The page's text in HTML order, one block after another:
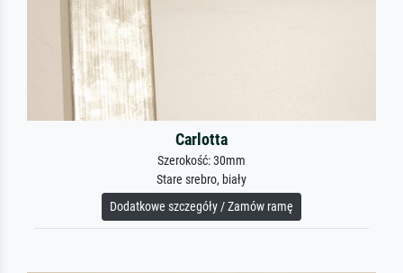
Carlotta
Szerokość: 30mm
Stare srebro, biały
Dodatkowe szczegóły / Zamów ramę